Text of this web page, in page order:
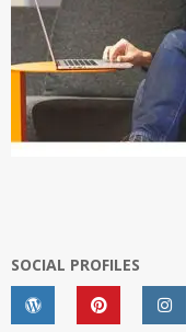
SOCIAL PROFILES